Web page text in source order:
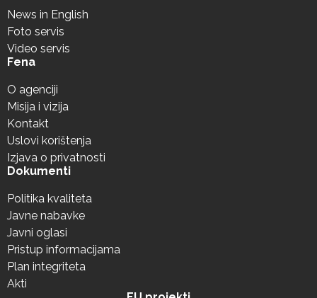
News in English
Foto servis
Video servis
Fena
O agenciji
Misija i vizija
Kontakt
Uslovi korištenja
Izjava o privatnosti
Dokumenti
Politika kvaliteta
Javne nabavke
Javni oglasi
Pristup informacijama
Plan integriteta
Akti